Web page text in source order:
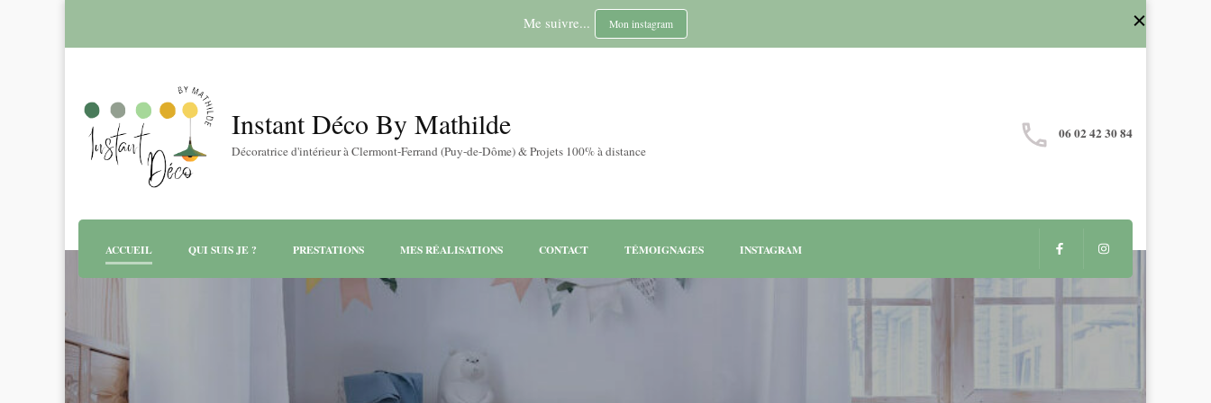
Me suivre... Mon instagram
Instant Déco By Mathilde
Décoratrice d'intérieur à Clermont-Ferrand (Puy-de-Dôme) & Projets 100% à distance
06 02 42 30 84
ACCUEIL QUI SUIS JE ? PRESTATIONS MES RÉALISATIONS CONTACT TÉMOIGNAGES INSTAGRAM